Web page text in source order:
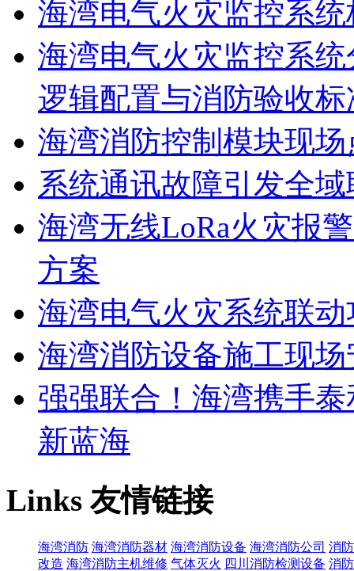
海湾电气火灾监控系
海湾电气火灾监控系
逻辑配置与消防验收标
海湾消防控制模块现
系统通讯故障引发全
海湾无线LoRa火灾报
方案
海湾电气火灾系统联
海湾消防设备施工现
强强联合！海湾携手
新蓝海
Links友情链接
海湾消防 海湾消防器材 海湾消防设备 海湾消防公司 消
改造 海湾消防主机维修 气体灭火 四川消防检测设备 消